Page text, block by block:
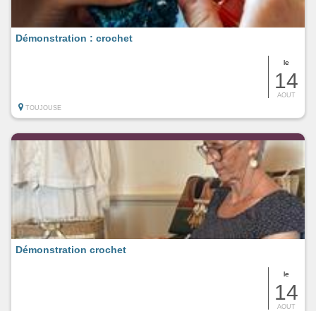
le
14
AOUT
Démonstration : crochet
TOUJOUSE
le
14
AOUT
Démonstration crochet